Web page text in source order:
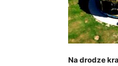
Na drodze